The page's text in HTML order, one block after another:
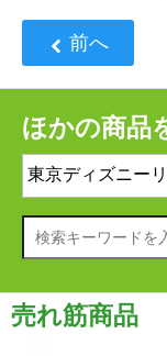
前へ
ほかの商品
売れ筋商品